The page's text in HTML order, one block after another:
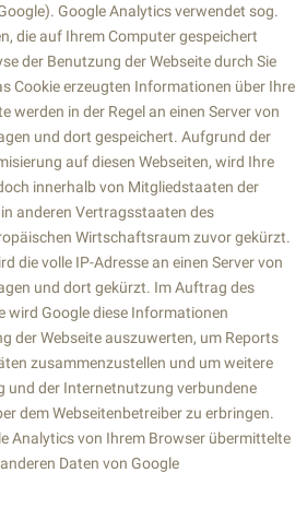
Google Analytics verwendet sog.
die auf Ihrem Computer gespeichert
der Benutzung der Webseite durch Sie
Cookie erzeugten Informationen über Ihre
werden in der Regel an einen Server von
und dort gespeichert. Aufgrund der
auf diesen Webseiten, wird Ihre
innerhalb von Mitgliedstaaten der
anderen Vertragsstaaten des
Wirtschaftsraum zuvor gekürzt.
die volle IP-Adresse an einen Server von
und dort gekürzt. Im Auftrag des
wird Google diese Informationen
der Webseite auszuwerten, um Reports
zusammenzustellen und um weitere
und der Internetnutzung verbundene
dem Webseitenbetreiber zu erbringen.
Analytics von Ihrem Browser übermittelte
Daten von Google